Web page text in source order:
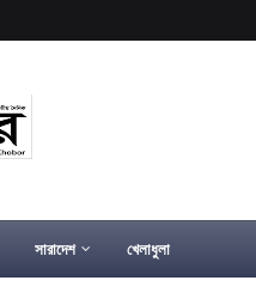
সারাদেশ খেলাধুলা